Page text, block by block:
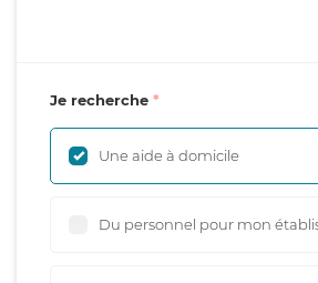
Je recherche
Une aide à domicile
Du personnel pour mon